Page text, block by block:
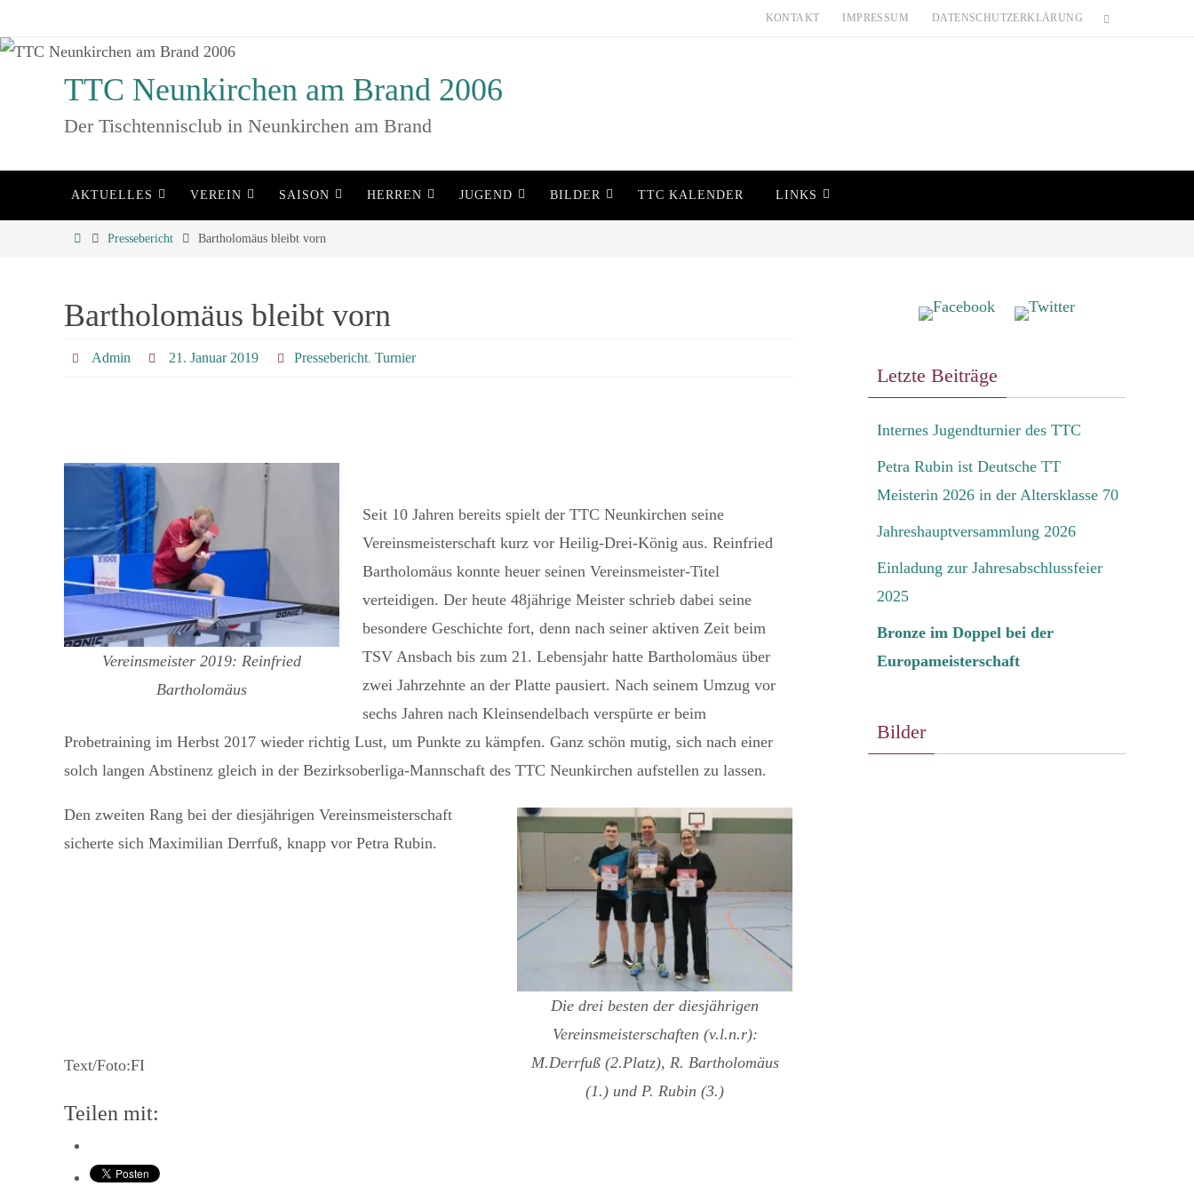
Inhalt
KONTAKT IMPRESSUM DATENSCHUTZERKLÄRUNG
TTC Neunkirchen am Brand 2006
Der Tischtennisclub in Neunkirchen am Brand
AKTUELLES VEREIN SAISON HERREN JUGEND BILDER TTC KALENDER LINKS
HomePressebericht Bartholomäus bleibt vorn
Bartholomäus bleibt vorn
Admin 21. Januar 2019 Pressebericht,Turnier
Vereinsmeister 2019: Reinfried
Bartholomäus
Seit 10 Jahren bereits spielt der TTC Neunkirchen seine
Vereinsmeisterschaft kurz vor Heilig-Drei-König aus. Reinfried
Bartholomäus konnte heuer seinen Vereinsmeister-Titel
verteidigen. Der heute 48jährige Meister schrieb dabei seine
besondere Geschichte fort, denn nach seiner aktiven Zeit beim
TSV Ansbach bis zum 21. Lebensjahr hatte Bartholomäus über
zwei Jahrzehnte an der Platte pausiert. Nach seinem Umzug vor
sechs Jahren nach Kleinsendelbach verspürte er beim
Probetraining im Herbst 2017 wieder richtig Lust, um Punkte zu kämpfen. Ganz schön mutig, sich nach einer
solch langen Abstinenz gleich in der Bezirksoberliga-Mannschaft des TTC Neunkirchen aufstellen zu lassen.
Die drei besten der diesjährigen
Vereinsmeisterschaften (v.l.n.r):
M.Derrfuß (2.Platz), R. Bartholomäus
(1.) und P. Rubin (3.)
Den zweiten Rang bei der diesjährigen Vereinsmeisterschaft
sicherte sich Maximilian Derrfuß, knapp vor Petra Rubin.
Text/Foto:FI
Teilen mit:
Letzte Beiträge
Internes Jugendturnier des TTC
Petra Rubin ist Deutsche TT
Meisterin 2026 in der Altersklasse 70
Jahreshauptversammlung 2026
Einladung zur Jahresabschlussfeier
2025
Bronze im Doppel bei der
Europameisterschaft
Bilder